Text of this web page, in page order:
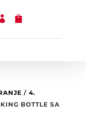
 
/ 4.
BOTTLE SA